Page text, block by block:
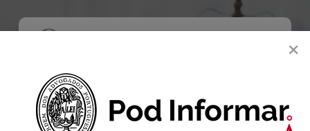
main
Menu
Serviços CRLisboa
×